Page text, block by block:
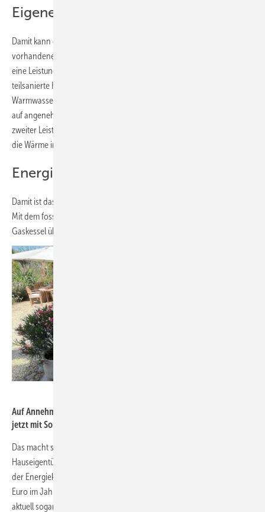
Eigener Solarstrom im Warmwasser
Damit kann der Hauseigentümer jetzt den Überschuss aus der
vorhandenen Photovoltaikanlage auf dem Dach nutzen. Diese hat
eine Leistung von 15 Kilowatt und liefert ausreichend Energie, um das
teilsanierte Haus von März bis Oktober komplett mit Wärme und
Warmwasser zu versorgen und außerdem auch das Wasser im Jacuzzi
auf angenehme 37 Grad Celsius zu temperieren. Dazu wurde ein
zweiter Leistungssteller von My PV eingebaut, der ausschließlich für
die Wärme im Whirlpool verantwortlich ist.
Energiekosten gespart
Damit ist das Gebäude fast komplett vom Erdgashahn abgekoppelt.
Mit dem fossilen Brennstoff wird nur noch gekocht. Der bisherige
Gaskessel übernimmt im Winter noch die Spitzenlast.
Auf Annehmlichkeit nicht verzichten: Der Jacuzzi im Garten wird
jetzt mit Sonnenstrom geheizt.
Das macht sich auf der Energierechnung bemerkbar. Denn der
Hauseigentümer spart im Vergleich zu den Preisen von 2021, also vor
der Energiekrise, allein für den Betrieb seines Warmwasserboilers 350
Euro im Jahr. Für die aktuellen Strompreise schätzt er die Ersparnis
aktuell sogar auf monatlich 45 Euro. Zudem muss der Hausbesitzer